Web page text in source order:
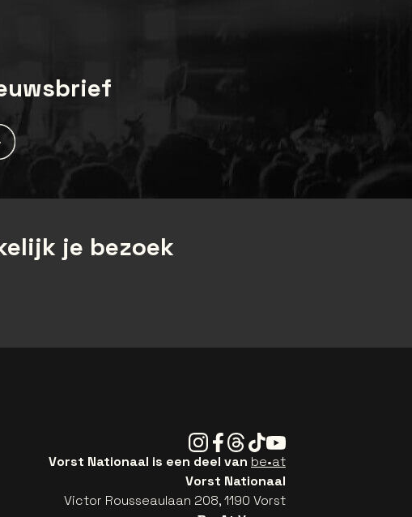
je bezoek
Instagram
Facebook
Threads
TiktokYoutube
Vorst Nationaal is een deel van be•at
Vorst Nationaal
Victor Rousseaulaan 208, 1190 Vorst